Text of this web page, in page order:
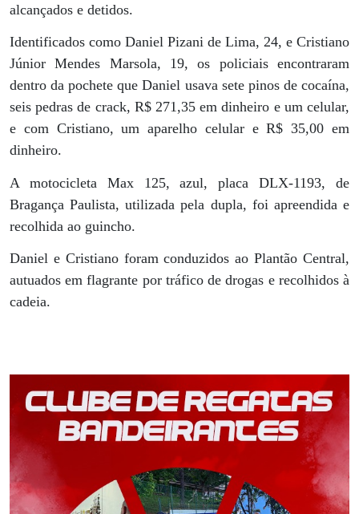
alcançados e detidos.
Identificados como Daniel Pizani de Lima, 24, e Cristiano
Júnior Mendes Marsola, 19, os policiais encontraram
dentro da pochete que Daniel usava sete pinos de cocaína,
seis pedras de crack, R$ 271,35 em dinheiro e um celular,
e com Cristiano, um aparelho celular e R$ 35,00 em
dinheiro.
A motocicleta Max 125, azul, placa DLX-1193, de
Bragança Paulista, utilizada pela dupla, foi apreendida e
recolhida ao guincho.
Daniel e Cristiano foram conduzidos ao Plantão Central,
autuados em flagrante por tráfico de drogas e recolhidos à
cadeia.